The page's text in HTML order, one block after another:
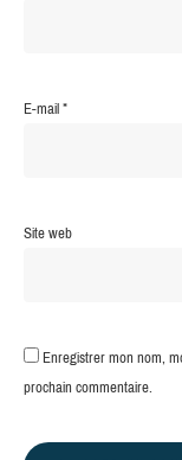
E-mail*
Site web
Enregistrer mon nom,
prochain commentaire.